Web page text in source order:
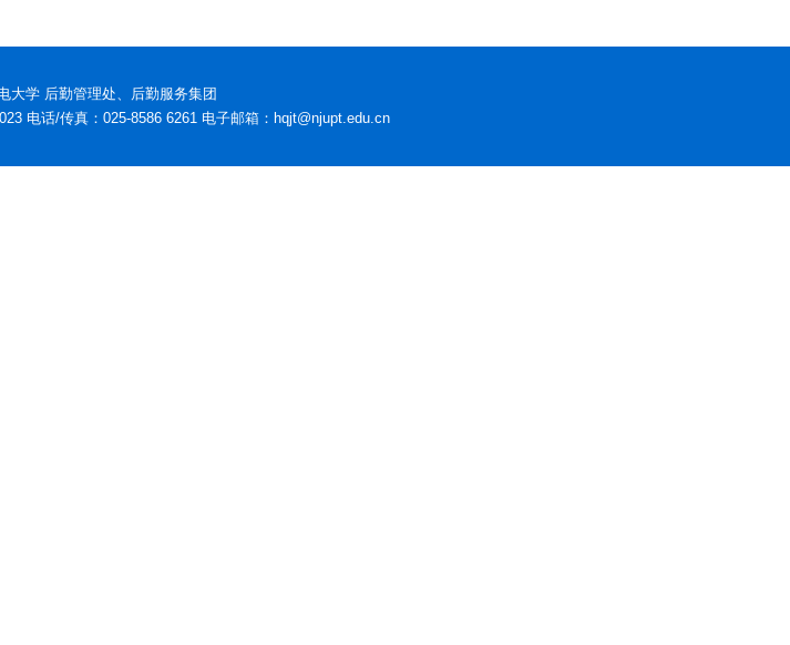
大学 后勤管理处、后勤服务集团
电话/传真：025-8586 6261 电子邮箱：hqjt@njupt.edu.cn